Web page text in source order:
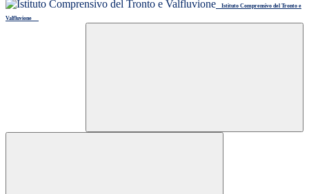
Istituto Comprensivo del Tronto e
Valfluvione